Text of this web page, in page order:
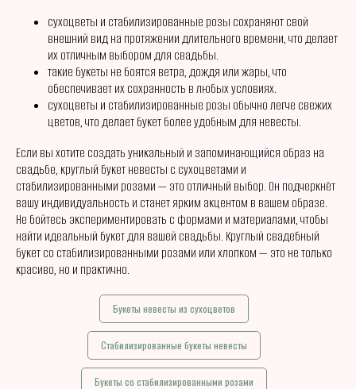
сухоцветы и стабилизированные розы сохраняют свой
внешний вид на протяжении длительного времени, что делает
их отличным выбором для свадьбы.
такие букеты не боятся ветра, дождя или жары, что
обеспечивает их сохранность в любых условиях.
сухоцветы и стабилизированные розы обычно легче свежих
цветов, что делает букет более удобным для невесты.
Если вы хотите создать уникальный и запоминающийся образ на
свадьбе, круглый букет невесты с сухоцветами и
стабилизированными розами — это отличный выбор. Он подчеркнёт
вашу индивидуальность и станет ярким акцентом в вашем образе.
Не бойтесь экспериментировать с формами и материалами, чтобы
найти идеальный букет для вашей свадьбы. Круглый свадебный
букет со стабилизированными розами или хлопком — это не только
красиво, но и практично.
Букеты невесты из сухоцветов
Стабилизированные букеты невесты
Букеты со стабилизированными розами